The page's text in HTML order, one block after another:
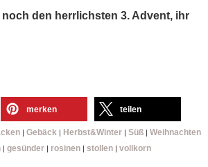
den herrlichsten 3. Advent, ihr
merken teilen
| Gebäck | Herbst&Winter| Süß| Weihnachten
| gesünder| rosinen| stollen| vollkorn